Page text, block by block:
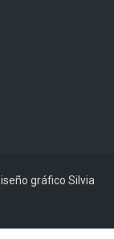
gráfico Silvia